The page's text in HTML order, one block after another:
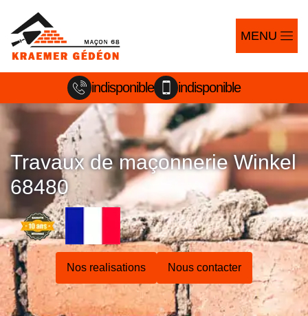
MENU
indisponible indisponible
Travaux de maçonnerie Winkel
68480
Nos realisations Nous contacter